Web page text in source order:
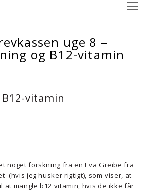
uge 8 –
og B12-vitamin
vitamin
noget forskning fra en Eva Greibe fra
(hvis jeg husker rigtigt), som viser, at
at mangle b12 vitamin, hvis de ikke får